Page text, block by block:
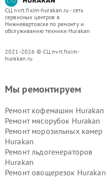
СЦ nvrt.fixim-hurakan.ru - сеть
сервисных центров в
Нижневартовске по ремонту и
обслуживанию техники Hurakan
2021-2026 © СЦ nvrt.fixim-
hurakan.ru
Мы ремонтируем
Ремонт кофемашин Hurakan
Ремонт мясорубок Hurakan
Ремонт морозильных камер
Hurakan
Ремонт льдогенераторов
Hurakan
Ремонт овощерезок Hurakan